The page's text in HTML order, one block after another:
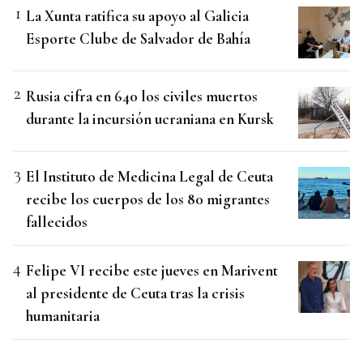
La Xunta ratifica su apoyo al Galicia
Esporte Clube de Salvador de Bahía
Rusia cifra en 640 los civiles muertos
durante la incursión ucraniana en Kursk
El Instituto de Medicina Legal de Ceuta
recibe los cuerpos de los 80 migrantes
fallecidos
Felipe VI recibe este jueves en Marivent
al presidente de Ceuta tras la crisis
humanitaria